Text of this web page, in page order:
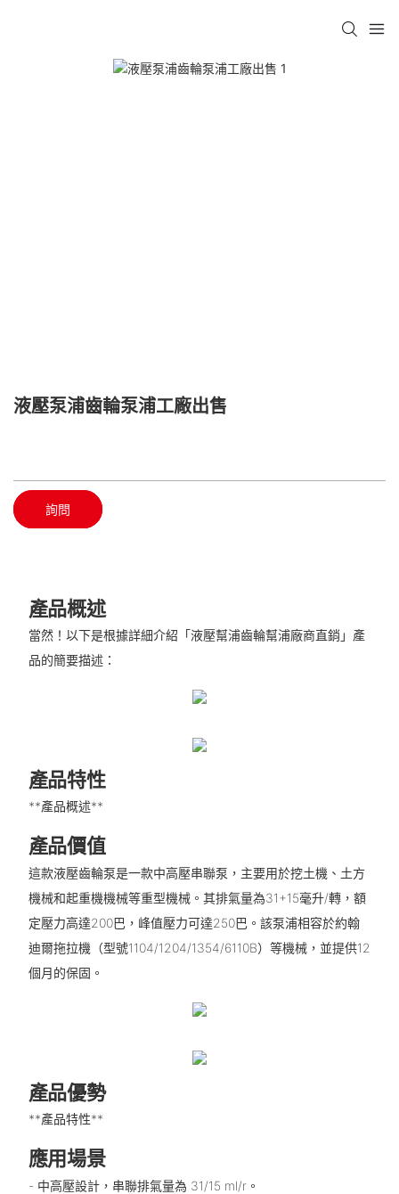
液壓泵浦齒輪泵浦工廠出售
詢問
產品概述
當然！以下是根據詳細介紹「液壓幫浦齒輪幫浦廠商直銷」產
品的簡要描述：
產品特性
**產品概述**
產品價值
這款液壓齒輪泵是一款中高壓串聯泵，主要用於挖土機、土方
機械和起重機機械等重型機械。其排氣量為31+15毫升/轉，額
定壓力高達200巴，峰值壓力可達250巴。該泵浦相容於約翰
迪爾拖拉機（型號1104/1204/1354/6110B）等機械，並提供12
個月的保固。
產品優勢
**產品特性**
應用場景
- 中高壓設計，串聯排氣量為 31/15 ml/r。